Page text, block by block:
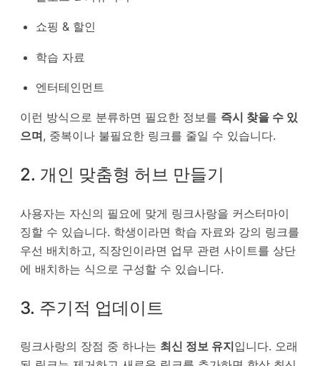
쇼핑 & 할인
학습 자료
엔터테인먼트
이런 방식으로 분류하면 필요한 정보를 즉시 찾을 수 있
으며, 중복이나 불필요한 링크를 줄일 수 있습니다.
2. 개인 맞춤형 허브 만들기
사용자는 자신의 필요에 맞게 링크사랑을 커스터마이
징할 수 있습니다. 학생이라면 학습 자료와 강의 링크를
우선 배치하고, 직장인이라면 업무 관련 사이트를 상단
에 배치하는 식으로 구성할 수 있습니다.
3. 주기적 업데이트
링크사랑의 장점 중 하나는 최신 정보 유지입니다. 오래